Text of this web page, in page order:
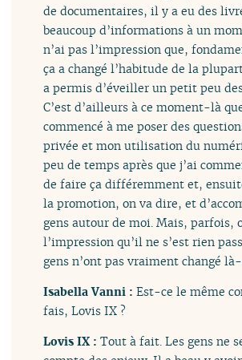
de documentaires, il y a eu des
beaucoup d’informations à un
n’ai pas l’impression que,
ça a changé l’habitude de la
a permis d’éveiller un petit peu
C’est d’ailleurs à ce moment-là
commencé à me poser des
privée et mon utilisation du
peu de temps après que j’ai
de faire ça différemment et,
la promotion, on va dire, et
gens autour de moi. Mais, parfois,
l’impression qu’il ne s’est rien
gens n’ont pas vraiment changé là-
Isabella Vanni :Est-ce le même
fais, Lovis IX ?
Lovis IX :Tout à fait. Les gens ne